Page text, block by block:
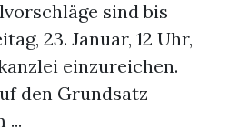
sind bis
23. Januar, 12 Uhr,
einzureichen.
den Grundsatz
...